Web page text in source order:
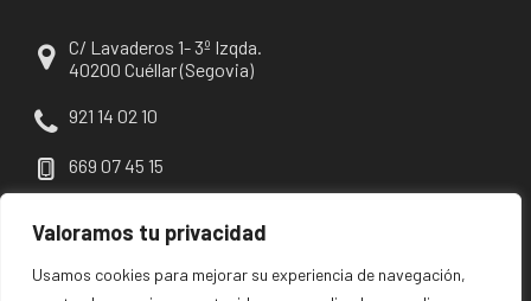
Valoramos tu privacidad
Usamos cookies para mejorar su experiencia de navegación,
C/ Lavaderos 1- 3º Izqda.
40200 Cuéllar (Segovia)
921 14 02 10
669 07 45 15